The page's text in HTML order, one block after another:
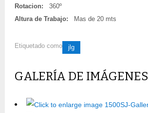
Rotacion:
360º
Altura de Trabajo:
Mas de 20 mts
Etiquetado como jlg
GALERÍA DE IMÁGENES